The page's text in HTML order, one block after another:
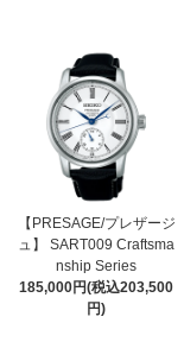
【PRESAGE/プレザージ
ュ】 SART009 Craftsma
nship Series
185,000円(税込203,500
円)